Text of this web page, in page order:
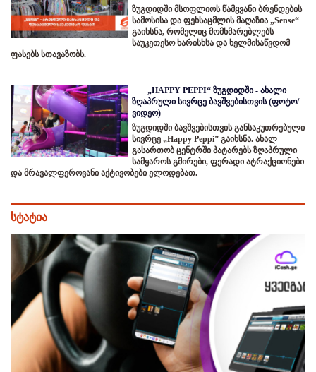
ზუგდიდში მსოფლიოს წამყვანი ბრენდების
სამოსისა და ფეხსაცმლის მაღაზია „Sense“
გაიხსნა, რომელიც მომხმარებლებს
საუკეთესო ხარისხსა და ხელმისაწვდომ
ფასებს სთავაზობს.
„HAPPY PEPPI“ ზუგდიდში - ახალი
ზღაპრული სივრცე ბავშვებისთვის (ფოტო/
ვიდეო)
ზუგდიდში ბავშვებისთვის განსაკუთრებული
სივრცე „Happy Peppi” გაიხსნა. ახალ
გასართობ ცენტრში პატარებს ზღაპრული
სამყაროს გმირები, ფერადი ატრაქციონები
და მრავალფეროვანი აქტივობები ელოდებათ.
სტატია